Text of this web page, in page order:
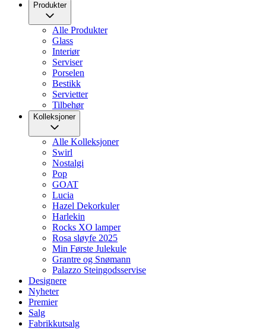
Produkter
Alle Produkter
Glass
Interiør
Serviser
Porselen
Bestikk
Servietter
Tilbehør
Kolleksjoner
Alle Kolleksjoner
Swirl
Nostalgi
Pop
GOAT
Lucia
Hazel Dekorkuler
Harlekin
Rocks XO lamper
Rosa sløyfe 2025
Min Første Julekule
Grantre og Snømann
Palazzo Steingodsservise
Designere
Nyheter
Premier
Salg
Fabrikkutsalg